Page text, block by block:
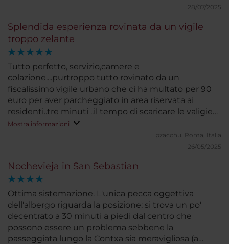
28/07/2025
Splendida esperienza rovinata da un vigile
troppo zelante
Tutto perfetto, servizio,camere e
colazione....purtroppo tutto rovinato da un
fiscalissimo vigile urbano che ci ha multato per 90
euro per aver parcheggiato in area riservata ai
residenti..tre minuti ..il tempo di scaricare le valigie
nella hall e tornare a spostare la macchina... Paesi
Baschi non credo mi vedrete mai più...
Mostra informazioni
pzacchu. Roma, Italia
26/05/2025
Nochevieja in San Sebastian
Ottima sistemazione. L'unica pecca oggettiva
dell'albergo riguarda la posizione: si trova un po'
decentrato a 30 minuti a piedi dal centro che
possono essere un problema sebbene la
passeggiata lungo la Contxa sia meravigliosa (a